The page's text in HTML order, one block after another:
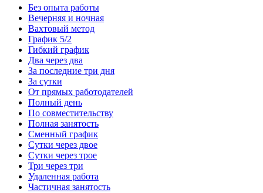
Без опыта работы
Вечерняя и ночная
Вахтовый метод
График 5/2
Гибкий график
Два через два
За последние три дня
За сутки
От прямых работодателей
Полный день
По совместительству
Полная занятость
Сменный график
Сутки через двое
Сутки через трое
Три через три
Удаленная работа
Частичная занятость